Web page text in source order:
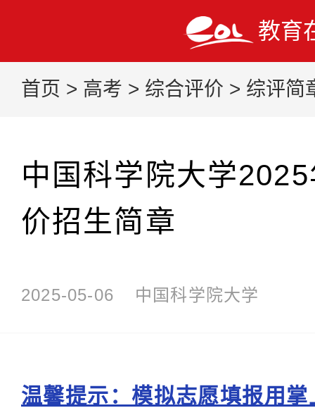
教育
首页 > 高考 > 综合评价 > 综评简
中国科学院大学
价招生简章
2025-05-06 中国科学院大学
温馨提示：模拟志愿填报用